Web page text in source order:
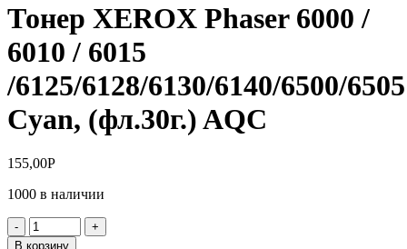
Тонер XEROX Phaser 6000 /
6010 / 6015
/6125/6128/6130/6140/6500/6505
Cyan, (фл.30г.) AQC
155,00Р
1000 в наличии
Количество
товара
В корзину